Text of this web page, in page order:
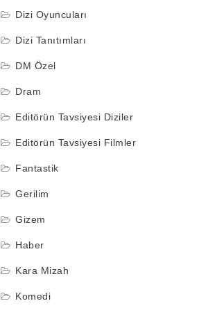
Dizi Oyuncuları
Dizi Tanıtımları
DM Özel
Dram
Editörün Tavsiyesi Diziler
Editörün Tavsiyesi Filmler
Fantastik
Gerilim
Gizem
Haber
Kara Mizah
Komedi